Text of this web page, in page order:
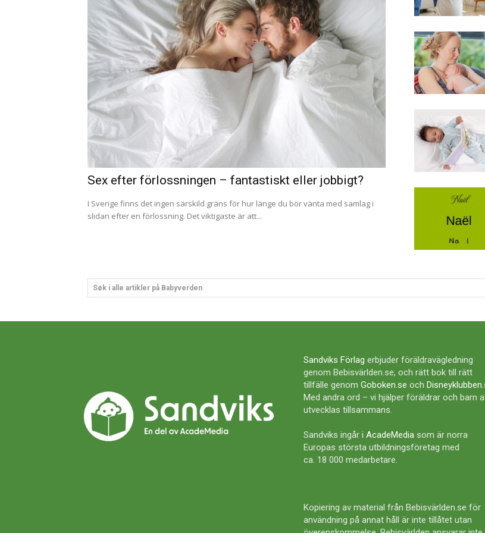
Sex efter förlossningen – fantastiskt eller jobbigt?
I Sverige finns det ingen särskild gräns för hur länge du bör vänta med samlag i
slidan efter en förlossning. Det viktigaste är att...
Søk i alle artikler på Babyverden
Sandviks Förlag erbjuder föräldravägledning
genom Bebisvärlden.se, och rätt bok till rätt
tillfälle genom Goboken.se och
Med andra ord – vi hjälper föräldrar och barn
utvecklas tillsammans.
Sandviks ingår i AcadeMedia som är norra
Europas största utbildningsföretag med
ca. 18 000 medarbetare.
Kopiering av material från Bebisvärlden.se för
användning på annat håll är inte tillåtet utan